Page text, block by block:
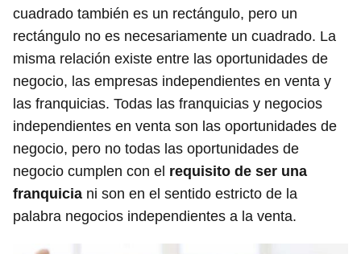
cuadrado también es un rectángulo, pero un
rectángulo no es necesariamente un cuadrado. La
misma relación existe entre las oportunidades de
negocio, las empresas independientes en venta y
las franquicias. Todas las franquicias y negocios
independientes en venta son las oportunidades de
negocio, pero no todas las oportunidades de
negocio cumplen con el requisito de ser una
franquicia ni son en el sentido estricto de la
palabra negocios independientes a la venta.